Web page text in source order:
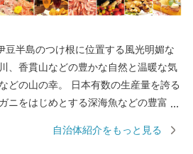
豆半島のつけ根に位置する風光明媚な
、香貫山などの豊かな自然と温暖な気
どの山の幸。 日本有数の生産量を誇る
ニをはじめとする深海魚などの豊富な
えました。 いただいたご寄附は、沼津
自治体紹介をもっと見る